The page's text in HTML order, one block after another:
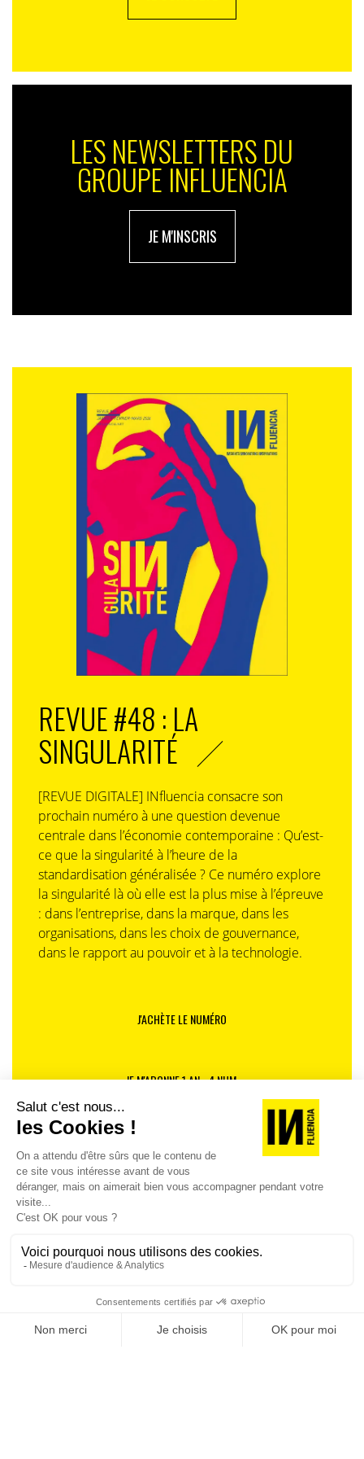
LES NEWSLETTERS DU
GROUPE INFLUENCIA
JE M'INSCRIS
REVUE #48 : LA
SINGULARITÉ
[REVUE DIGITALE] INfluencia consacre son
prochain numéro à une question devenue
centrale dans l’économie contemporaine : Qu’est-
ce que la singularité à l’heure de la
standardisation généralisée ? Ce numéro explore
la singularité là où elle est la plus mise à l’épreuve
: dans l’entreprise, dans la marque, dans les
organisations, dans les choix de gouvernance,
dans le rapport au pouvoir et à la technologie.
J'ACHÈTE LE NUMÉRO
JE M'ABONNE 1 AN - 4 NUM.
JE DÉCOUVRE LES NUMÉROS PRÉCÉDENTS
Je suis déjà abonné(e) :je consulte la revue en